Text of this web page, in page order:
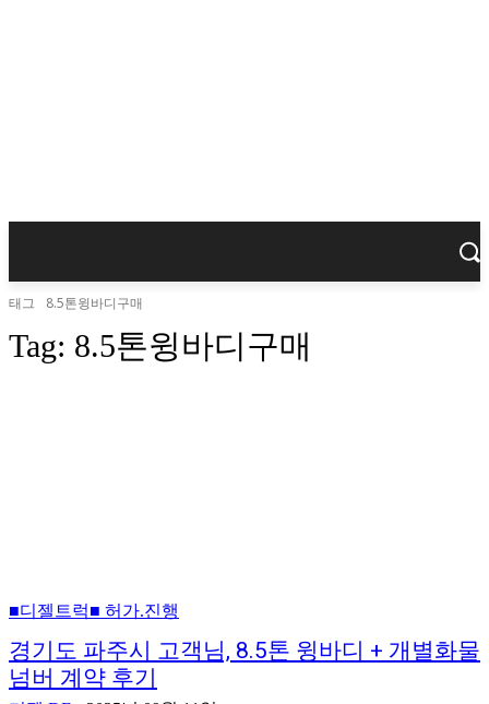
태그 8.5톤윙바디구매
Tag: 8.5톤윙바디구매
■디젤트럭■ 허가.진행
경기도 파주시 고객님, 8.5톤 윙바디 + 개별화물
넘버 계약 후기